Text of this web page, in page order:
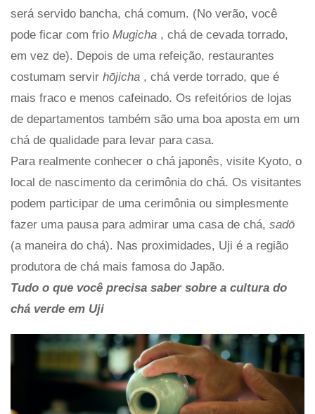
será servido bancha, chá comum. (No verão, você
pode ficar com frio Mugicha , chá de cevada torrado,
em vez de). Depois de uma refeição, restaurantes
costumam servir hōjicha , chá verde torrado, que é
mais fraco e menos cafeinado. Os refeitórios de lojas
de departamentos também são uma boa aposta em um
chá de qualidade para levar para casa.
Para realmente conhecer o chá japonês, visite Kyoto, o
local de nascimento da cerimônia do chá. Os visitantes
podem participar de uma cerimônia ou simplesmente
fazer uma pausa para admirar uma casa de chá, sadō
(a maneira do chá). Nas proximidades, Uji é a região
produtora de chá mais famosa do Japão.
Tudo o que você precisa saber sobre a cultura do
chá verde em Uji